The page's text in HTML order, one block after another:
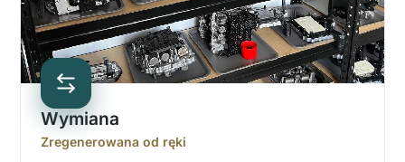
Wymiana
Zregenerowana od ręki